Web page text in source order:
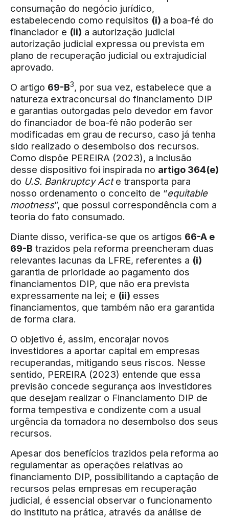
consumação do negócio jurídico,
estabelecendo como requisitos (i) a boa-fé do
financiador e (ii) a autorização judicial
autorização judicial expressa ou prevista em
plano de recuperação judicial ou extrajudicial
aprovado.
O artigo 69-B3, por sua vez, estabelece que a
natureza extraconcursal do financiamento DIP
e garantias outorgadas pelo devedor em favor
do financiador de boa-fé não poderão ser
modificadas em grau de recurso, caso já tenha
sido realizado o desembolso dos recursos.
Como dispõe PEREIRA (2023), a inclusão
desse dispositivo foi inspirada no artigo 364(e)
do U.S. Bankruptcy Acte transporta para
nosso ordenamento o conceito de “equitable
mootness”, que possui correspondência com a
teoria do fato consumado.
Diante disso, verifica-se que os artigos 66-A e
69-B trazidos pela reforma preencheram duas
relevantes lacunas da LFRE, referentes a (i)
garantia de prioridade ao pagamento dos
financiamentos DIP, que não era prevista
expressamente na lei; e (ii) esses
financiamentos, que também não era garantida
de forma clara.
O objetivo é, assim, encorajar novos
investidores a aportar capital em empresas
recuperandas, mitigando seus riscos. Nesse
sentido, PEREIRA (2023) entende que essa
previsão concede segurança aos investidores
que desejam realizar o Financiamento DIP de
forma tempestiva e condizente com a usual
urgência da tomadora no desembolso dos seus
recursos.
Apesar dos benefícios trazidos pela reforma ao
regulamentar as operações relativas ao
financiamento DIP, possibilitando a captação de
recursos pelas empresas em recuperação
judicial, é essencial observar o funcionamento
do instituto na prática, através da análise de